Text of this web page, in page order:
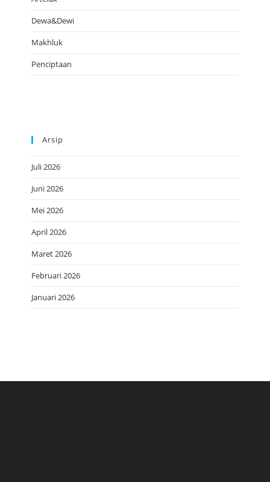
Dewa&Dewi
Makhluk
Penciptaan
Arsip
Juli 2026
Juni 2026
Mei 2026
April 2026
Maret 2026
Februari 2026
Januari 2026